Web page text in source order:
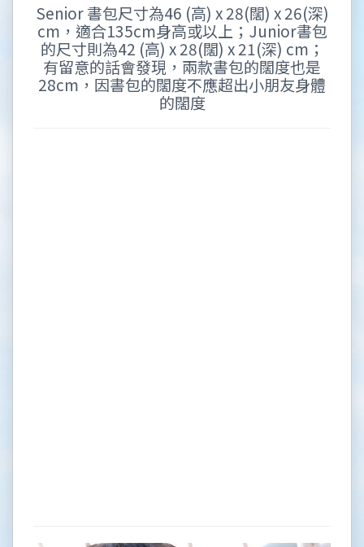
Senior 書包尺寸為46 (高) x 28(闊) x 26(深)
cm，適合135cm身高或以上；Junior書包
的尺寸則為42 (高) x 28(闊) x 21(深) cm；
有留意的話會發現，兩款書包的闊度也是
28cm，因書包的闊度不應超出小朋友身體
的闊度